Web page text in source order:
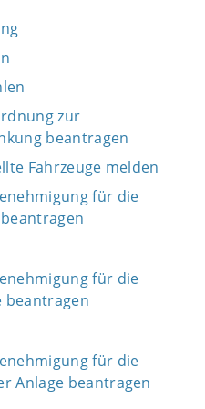
zur
beantragen
Fahrzeuge melden
für die
für die
beantragen
für die
Anlage beantragen